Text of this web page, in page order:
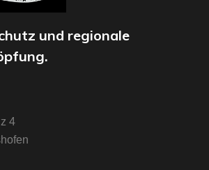
und regionale
4